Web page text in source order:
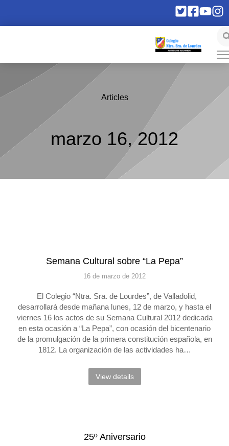
Articles
marzo 16, 2012
Semana Cultural sobre “La Pepa”
16 de marzo de 2012
El Colegio “Ntra. Sra. de Lourdes”, de Valladolid,
desarrollará desde mañana lunes, 12 de marzo, y hasta el
viernes 16 los actos de su Semana Cultural 2012 dedicada
en esta ocasión a “La Pepa”, con ocasión del bicentenario
de la promulgación de la primera constitución española, en
1812. La organización de las actividades ha…
View details
25º Aniversario